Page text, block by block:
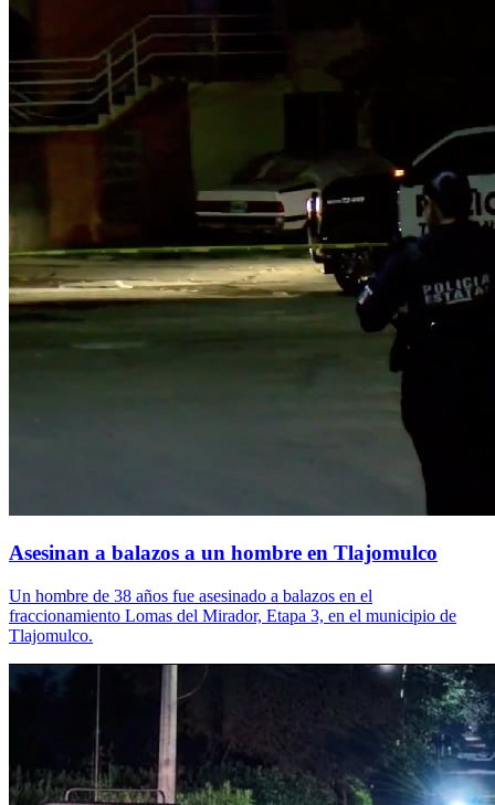
Asesinan a balazos a un hombre en Tlajomulco
Un hombre de 38 años fue asesinado a balazos en el
fraccionamiento Lomas del Mirador, Etapa 3, en el municipio de
Tlajomulco.